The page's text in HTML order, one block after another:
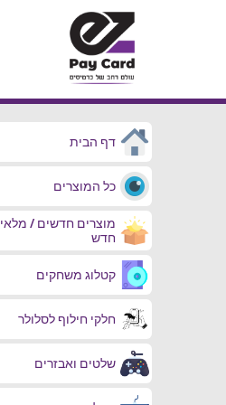
דף הבית
כל המוצרים
מוצרים חדשים / מלאי
חדש
קטלוג משחקים
חלקי חילוף לסלולר
שלטים ואבזרים